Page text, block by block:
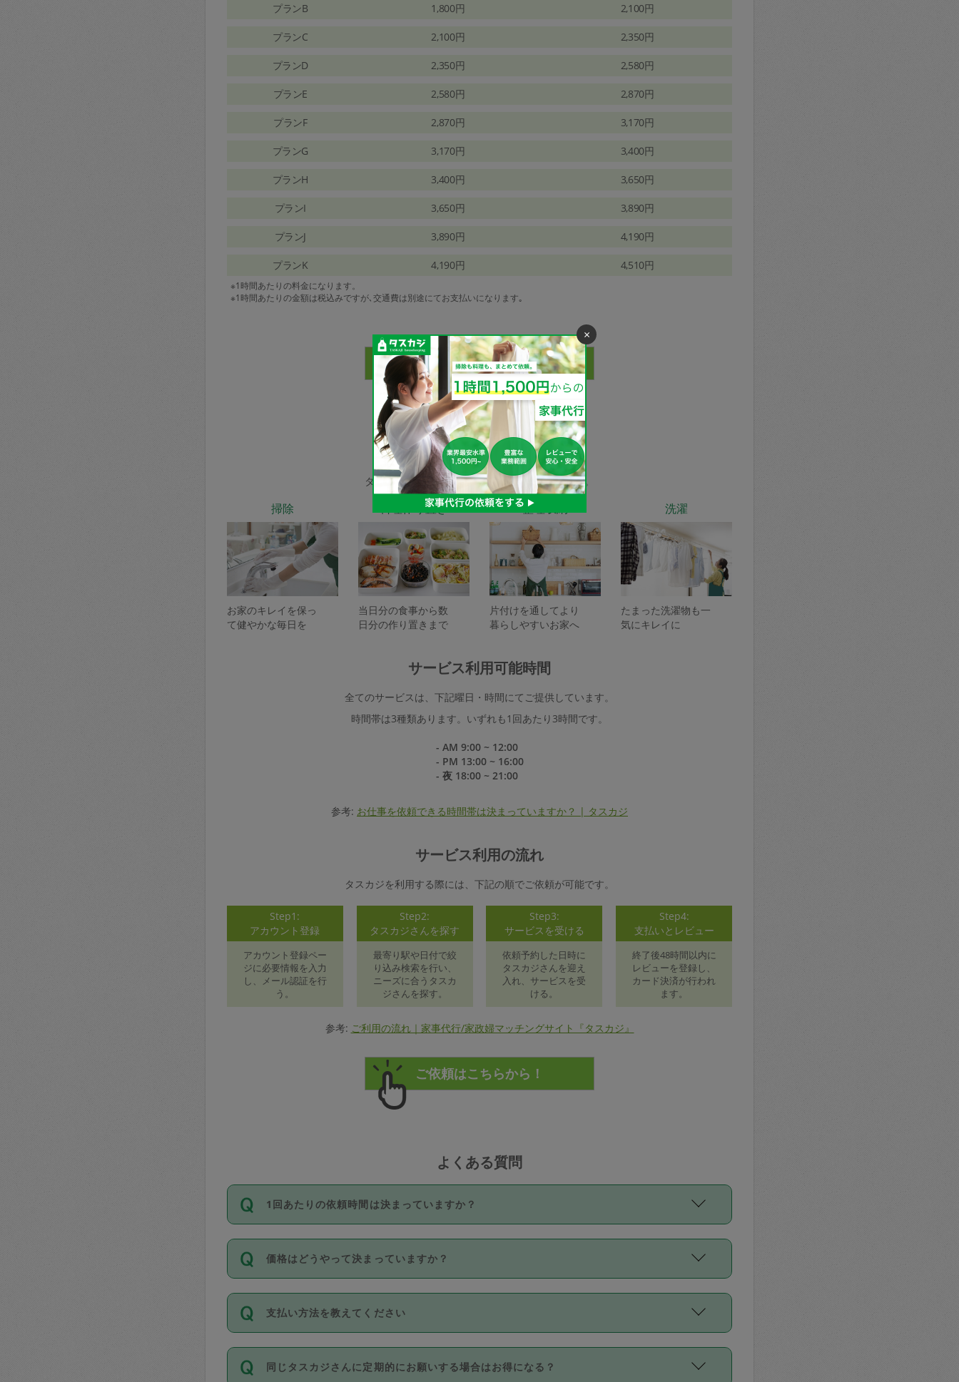
プランB 1,800円 2,100円
プランC 2,100円 2,350円
プランD 2,350円 2,580円
プランE 2,580円 2,870円
プランF 2,870円 3,170円
プランG 3,170円 3,400円
プランH 3,400円 3,650円
プランI 3,650円 3,890円
プランJ 3,890円 4,190円
プランK 4,190円 4,510円
※1時間あたりの料金になります。
※1時間あたりの金額は税込みですが､交通費は別途にてお支払いになります｡
家事代行サービスの種類
タスカジで依頼できるサービスは下記となります。
掃除
お家のキレイを保っ
て健やかな毎日を
料理作り置き
当日分の食事から数
日分の作り置きまで
整理収納
片付けを通してより
暮らしやすいお家へ
洗濯
たまった洗濯物も一
気にキレイに
サービス利用可能時間
全てのサービスは、下記曜日・時間にてご提供しています。
時間帯は3種類あります。いずれも1回あたり3時間です。
- AM 9:00 ~ 12:00
- PM 13:00 ~ 16:00
- 夜 18:00 ~ 21:00
参考: お仕事を依頼できる時間帯は決まっていますか？ | タスカジ
サービス利用の流れ
タスカジを利用する際には、下記の順でご依頼が可能です。
Step1:
アカウント登録
アカウント登録ペー
ジに必要情報を入力
し、メール認証を行
う。
Step2:
タスカジさんを探す
最寄り駅や日付で絞
り込み検索を行い、
ニーズに合うタスカ
ジさんを探す。
Step3:
サービスを受ける
依頼予約した日時に
タスカジさんを迎え
入れ、サービスを受
ける。
Step4:
支払いとレビュー
終了後48時間以内に
レビューを登録し、
カード決済が行われ
ます。
参考: ご利用の流れ｜家事代行/家政婦マッチングサイト『タスカジ』
よくある質問
1回あたりの依頼時間は決まっていますか？
依頼1回につき3時間固定です。3時間を超えて依頼したい場合は、延長機能をご利用くださ
い。機能をご利用いただくには、タスカジさんに事前に相談し、合意の上事前申請すること
が必要です。なお、3時間を下回っても、値引き等はございません。
価格はどうやって決まっていますか？
11種類の価格帯の中からタスカジさん自身が価格を選んで設定しています。
タスカジさんの価格設定には最初は制限があり、レビュー件数、レビューの平均値、などで
除々に設定可能な最高額が上がっていく仕組みになっています。
支払い方法を教えてください
お支払方法はクレジットカード（Visa／Master／JCB／AMERICAN EXPRESS／Diners
Club）のみとなります。
同じタスカジさんに定期的にお願いする場合はお得になる？
×